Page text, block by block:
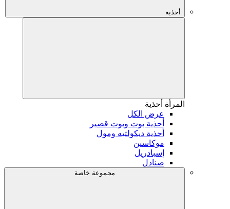
أحذية
المرأة أحذية
عرض الكل
أحذية بوت وبوت قصير
أحذية ديكولتيه ومول
موكاسين
إسبادريل
صنادل
مجموعة خاصة